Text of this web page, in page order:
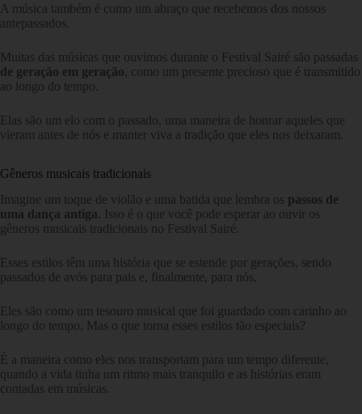
A música também é como um abraço que recebemos dos nossos
antepassados.
Muitas das músicas que ouvimos durante o Festival Sairé são passadas
de geração em geração , como um presente precioso que é transmitido
ao longo do tempo.
Elas são um elo com o passado, uma maneira de honrar aqueles que
vieram antes de nós e manter viva a tradição que eles nos deixaram.
Gêneros musicais tradicionais
Imagine um toque de violão e uma batida que lembra os passos de
uma dança antiga . Isso é o que você pode esperar ao ouvir os
gêneros musicais tradicionais no Festival Sairé.
Esses estilos têm uma história que se estende por gerações, sendo
passados de avós para pais e, finalmente, para nós.
Eles são como um tesouro musical que foi guardado com carinho ao
longo do tempo. Mas o que torna esses estilos tão especiais?
É a maneira como eles nos transportam para um tempo diferente,
quando a vida tinha um ritmo mais tranquilo e as histórias eram
contadas em músicas.